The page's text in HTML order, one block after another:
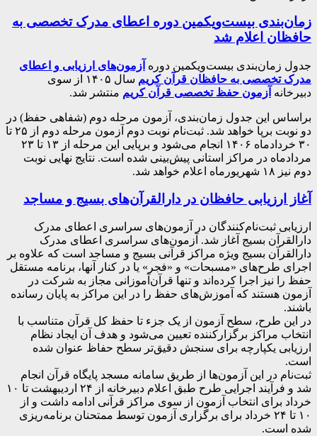
زمان‌بندی بیست‌ویکمین دوره اعطای مدرک تخصصی به
حافظان اعلام شد
جدول زمان‌بندی بیست‌ویکمین دوره آزمون‌های ارزیابی و اعطای
مدرک تخصصی به حافظان قرآن کریم
سال ۱۴۰۵ از سوی
دبیرخانه آزمون حفظ تخصصی قرآن کریم منتشر شد.
براساس این جدول زمان‌بندی، آزمون مرحله دوم (شفاهی حفظ) در
دو نوبت برپا خواهد شد. ثبت‌نام نوبت دوم آزمون مرحله دوم از ۲۵ تا
۳۰ خردادماه ۱۴۰۶ انجام می‌شود و برپایی این مرحله از ۱۳ تا ۲۳
مردادماه در مراکز استانی پیش‌بینی شده است. نتایج نهایی نوبت
دوم نیز ۱۸ شهریورماه اعلام خواهد شد.
آغاز ارزیابی حافظان در دارالقرآن‌های بسیج و مساجد
ارزیابی ثبت‌نام‌کنندگان در آزمون‌های سراسری اعطای مدرک
دارالقرآن بسیج آغاز شد. آزمون‌های سراسری اعطای مدرک
دارالقرآن بسیج ویژه مراکز قرآنی بسیج و مساجد است که علاوه بر
اجرای طرح‌های «مسبحات» و «فجر» یا در کنار آنها، برنامه مستقل
حفظ را نیز اجرا کرده‌اند و تنها قرآن‌آموزانی مجاز به شرکت در
آزمون هستند که آموزش‌های حفظ را در این مراکز به پایان رسانده
باشند.
در این طرح، سطح آزمون از یک جزء تا حفظ کل قرآن متناسب با
انتخاب مراکز برگزارکننده تعیین می‌شود و هدف آن ایجاد نظام
ارزیابی یکپارچه برای سنجش دقیق‌تر سطح حفاظ عنوان شده
است.
ثبت‌نام در این آزمون‌ها از طریق سامانه مسجد پایگاه قرآن انجام
شد و فرآیند اجرایی طرح طبق اعلام دبیرخانه از ۲۴ اردیبهشت تا ۱۰
خرداد برای انتخاب آزمون از سوی مراکز قرآنی ادامه داشت و از
۱۰ تا ۲۴ خرداد برای برگزاری آزمون توسط ممتحنان برنامه‌ریزی
شده است.